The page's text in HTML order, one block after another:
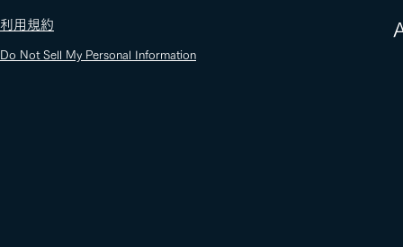
​利用規約
Do Not Sell My Personal Information